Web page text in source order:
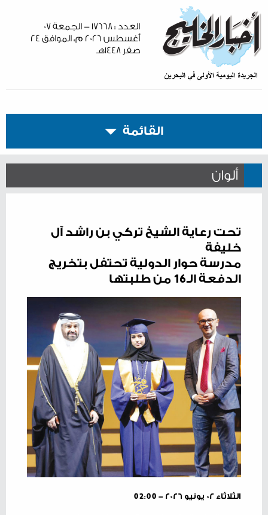
العدد : ١٧٦٦٨ - الجمعة ٠٧
أغسطس ٢٠٢٦ م، الموافق ٢٤
صفر ١٤٤٨هـ
القائمة
ألوان
تحت رعاية الشيخ تركي بن راشد آل
خليفة
مدرسة حوار الدولية تحتفل بتخريج
الدفعة الـ16 من طلبتها
الثلاثاء ٠٢ يونيو ٢٠٢٦ - 02:00